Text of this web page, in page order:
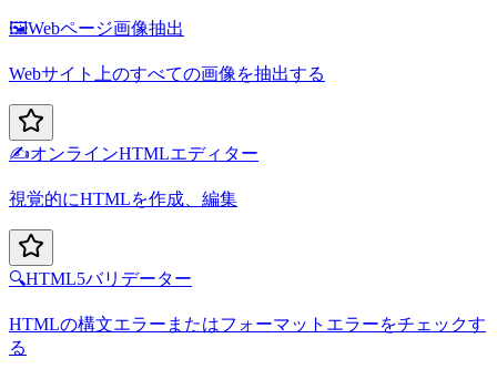
🖼️Webページ画像抽出
Webサイト上のすべての画像を抽出する
✍️オンラインHTMLエディター
視覚的にHTMLを作成、編集
🔍HTML5バリデーター
HTMLの構文エラーまたはフォーマットエラーをチェックす
る